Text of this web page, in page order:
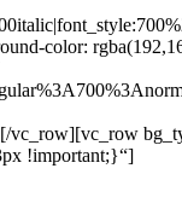
color:
vc_row][vc_row
!important;}“]